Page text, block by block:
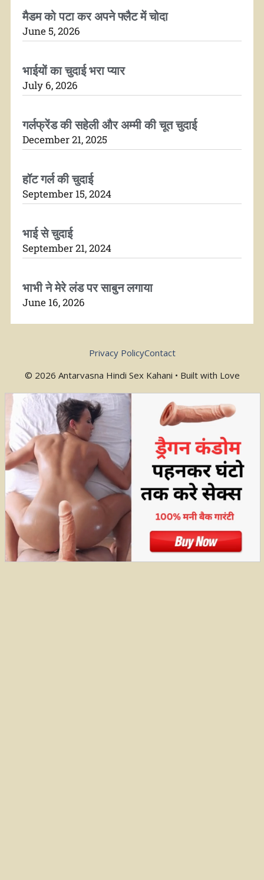
मैडम को पटा कर अपने फ्लैट में चोदा
June 5, 2026
भाईयों का चुदाई भरा प्यार
July 6, 2026
गर्लफ्रेंड की सहेली और अम्मी की चूत चुदाई
December 21, 2025
हॉट गर्ल की चुदाई
September 15, 2024
भाई से चुदाई
September 21, 2024
भाभी ने मेरे लंड पर साबुन लगाया
June 16, 2026
© 2026 Antarvasna Hindi Sex Kahani • Built with Love
Privacy PolicyContact